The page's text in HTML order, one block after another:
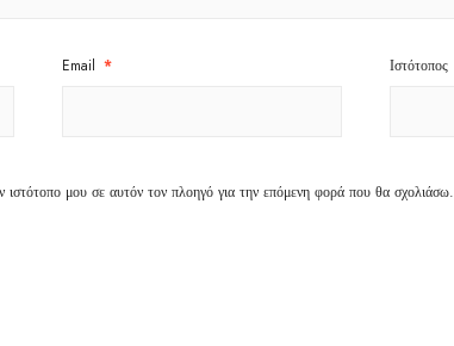
Email * Ιστότοπος
μου σε αυτόν τον πλοηγό για την επόμενη φορά που θα σχολιάσω.